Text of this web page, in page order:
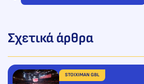
Σχετικά άρθρα
STOIXIMAN GBL